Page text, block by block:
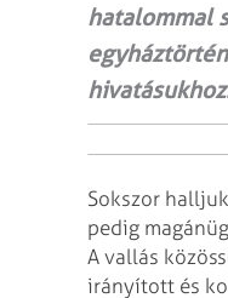
hatalommal
Sokszor
pedig
A val­lás
irányított és